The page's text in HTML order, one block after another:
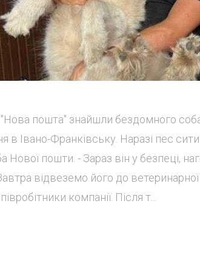
"Нова пошта" знайшли бездомного
в Івано-Франківську. Наразі пес
Нової пошти. - Зараз він у безпеці,
відвеземо його до ветеринарної
компанії. Після т...